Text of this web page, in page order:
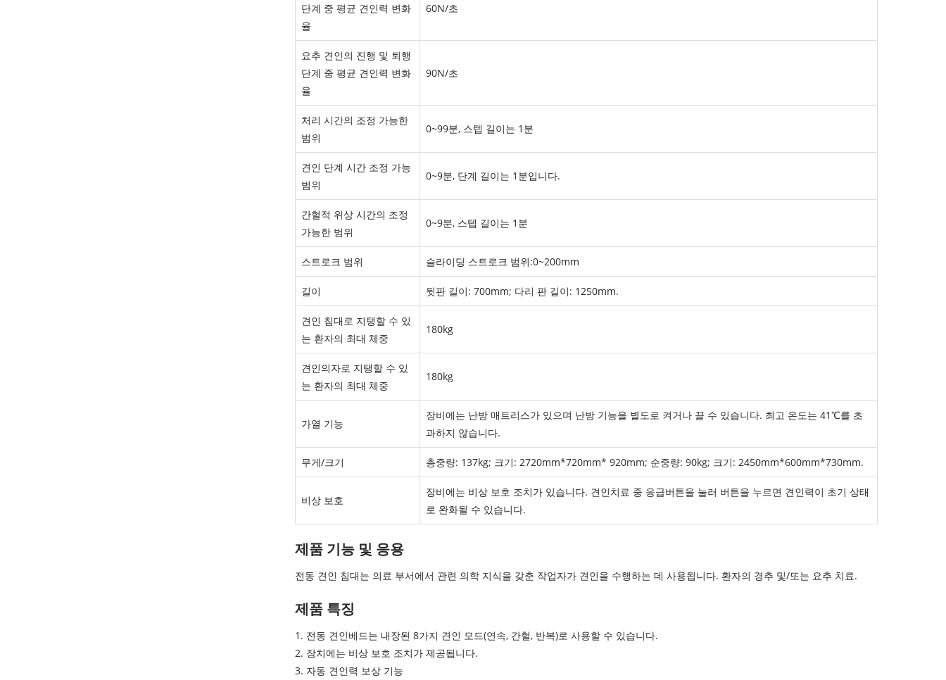
단계 중 평균 견인력 변화
율
60N/초
요추 견인의 진행 및 퇴행
단계 중 평균 견인력 변화
율
90N/초
처리 시간의 조정 가능한
범위
0~99분, 스텝 길이는 1분
견인 단계 시간 조정 가능
범위
0~9분, 단계 길이는 1분입니다.
간헐적 위상 시간의 조정
가능한 범위
0~9분, 스텝 길이는 1분
스트로크 범위 슬라이딩 스트로크 범위:0~200mm
길이 뒷판 길이: 700mm; 다리 판 길이: 1250mm.
견인 침대로 지탱할 수 있
는 환자의 최대 체중
180kg
견인의자로 지탱할 수 있
는 환자의 최대 체중
180kg
가열 기능
장비에는 난방 매트리스가 있으며 난방 기능을 별도로 켜거나 끌 수 있습니다. 최고 온도는 41℃를 초
과하지 않습니다.
무게/크기 총중량: 137kg; 크기: 2720mm*720mm* 920mm; 순중량: 90kg; 크기: 2450mm*600mm*730mm.
비상 보호
장비에는 비상 보호 조치가 있습니다. 견인치료 중 응급버튼을 눌러 버튼을 누르면 견인력이 초기 상태
로 완화될 수 있습니다.
제품 기능 및 응용
전동 견인 침대는 의료 부서에서 관련 의학 지식을 갖춘 작업자가 견인을 수행하는 데 사용됩니다. 환자의 경추 및/또는 요추 치료.
제품 특징
1. 전동 견인베드는 내장된 8가지 견인 모드(연속, 간헐, 반복)로 사용할 수 있습니다.
2. 장치에는 비상 보호 조치가 제공됩니다.
3. 자동 견인력 보상 기능